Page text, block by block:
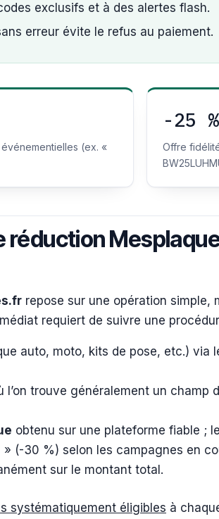
exclusifs et à des alertes flash.
erreur évite le refus au paiement.
(ex. «
-25 %
Offre
repose sur une opération simple,
requiert de suivre une
auto, moto, kits de pose, etc.) via
trouve généralement un champ
obtenu sur une plateforme fiable ;
(-30 %) selon les campagnes en
sur le montant total.
systématiquement éligibles à